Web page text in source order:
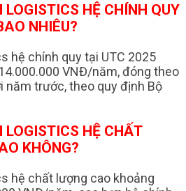
LOGISTICS HỆ CHÍNH QUY
NHIÊU?
hệ chính quy tại UTC 2025
VNĐ/năm, đóng theo
năm trước, theo quy định Bộ
LOGISTICS HỆ CHẤT
KHÔNG?
hệ chất lượng cao khoảng